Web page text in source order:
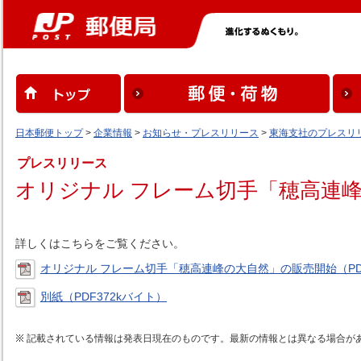
日本郵便トップ> 企業情報 > お知らせ・プレスリリース > 東海支社のプレスリ
プレスリリース
オリジナル フレーム切手「穂高連
詳しくはこちらをご覧ください。
オリジナル フレーム切手「穂高連峰の大自然」の販売開始（
別紙（PDF372kバイト）
記載されている情報は発表日現在のものです。最新の情報とは異なる場合が